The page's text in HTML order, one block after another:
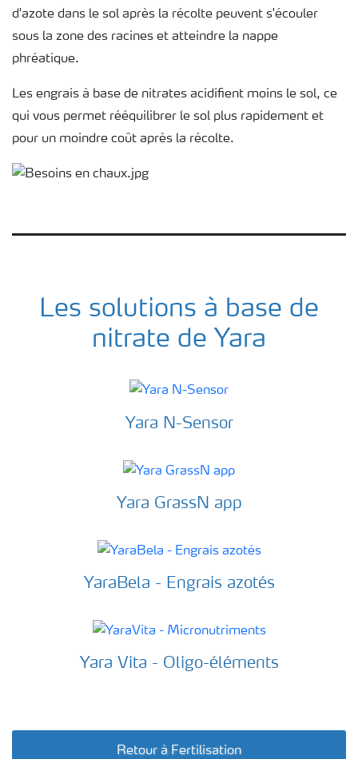
d'azote dans le sol après la récolte peuvent s'écouler
sous la zone des racines et atteindre la nappe
phréatique.
Les engrais à base de nitrates acidifient moins le sol, ce
qui vous permet rééquilibrer le sol plus rapidement et
pour un moindre coût après la récolte.
Les solutions à base de
nitrate de Yara
Yara N-Sensor
Yara GrassN app
YaraBela - Engrais azotés
Yara Vita - Oligo-éléments
Retour à Fertilisation